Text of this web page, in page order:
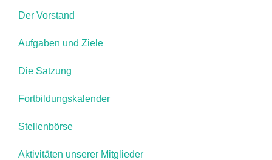
Der Vorstand
Aufgaben und Ziele
Die Satzung
Fortbildungskalender
Stellenbörse
Aktivitäten unserer Mitglieder